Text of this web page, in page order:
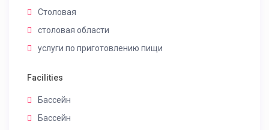
Столовая
столовая области
услуги по приготовлению пищи
Facilities
Бассейн
Бассейн